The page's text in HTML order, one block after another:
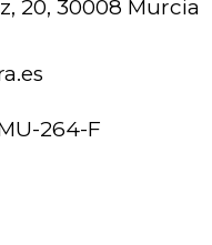
20, 30008 Murcia
264-F